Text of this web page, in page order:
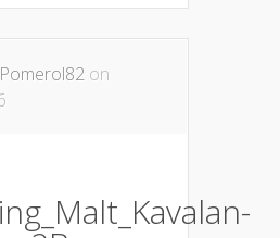
Pomerol82 on